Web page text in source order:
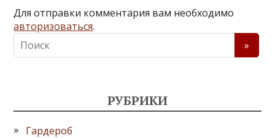
Для отправки комментария вам необходимо
авторизоваться.
РУБРИКИ
Гардероб